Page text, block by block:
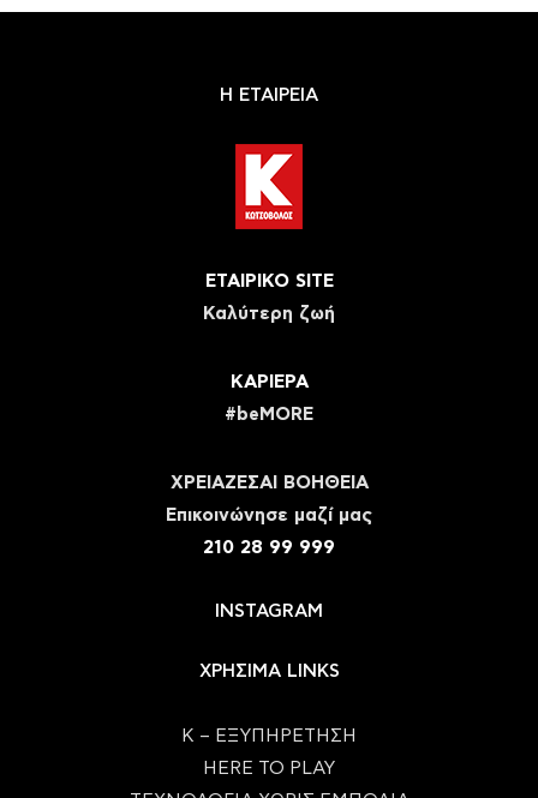
Η ΕΤΑΙΡΕΙΑ
ΕΤΑΙΡΙΚΟ SITE
Καλύτερη ζωή
ΚΑΡΙΕΡΑ
#beMORE
ΧΡΕΙΑΖΕΣΑΙ ΒΟΗΘΕΙΑ
Eπικοινώνησε μαζί μας
210 28 99 999
INSTAGRAM
ΧΡΗΣΙΜΑ LINKS
Κ – ΕΞΥΠΗΡΕΤΗΣΗ
HERE TO PLAY